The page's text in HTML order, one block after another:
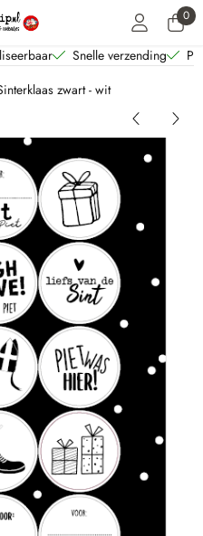
Kies instellingen of sta alle 0
Snelle verzending
zwart - wit